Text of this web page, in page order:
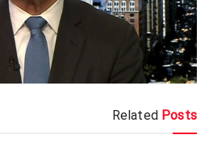
Related Posts